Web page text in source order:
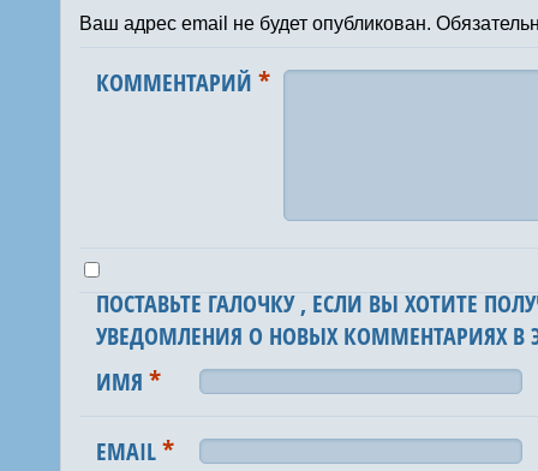
Ваш адрес email не будет опубликован.
КОММЕНТАРИЙ*
ПОСТАВЬТЕ ГАЛОЧКУ , ЕСЛИ ВЫ ХОТИТЕ
УВЕДОМЛЕНИЯ О НОВЫХ КОММЕНТАРИЯХ В
ИМЯ*
EMAIL*